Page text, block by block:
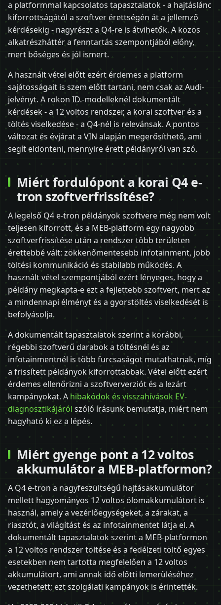
a platformmal kapcsolatos tapasztalatok - a hajtáslánc
kiforrottságától a szoftver érettségén át a jellemző
kérdésekig - nagyrészt a Q4-re is átvihetők. A közös
alkatrészháttér a fenntartás szempontjából előny,
mert bőséges és jól ismert.
A használt vétel előtt ezért érdemes a platform
sajátosságait is szem előtt tartani, nem csak az Audi-
jelvényt. A rokon ID.-modelleknél dokumentált
kérdések - a 12 voltos rendszer, a korai szoftver és a
töltés viselkedése - a Q4-nél is relevánsak. A pontos
változat és évjárat a VIN alapján megerősíthető, ami
segít eldönteni, mennyire érett példányról van szó.
Miért fordulópont a korai Q4 e-
tron szoftverfrissítése?
A legelső Q4 e-tron példányok szoftvere még nem volt
teljesen kiforrott, és a MEB-platform egy nagyobb
szoftverfrissítése után a rendszer több területen
érettebbé vált: zökkenőmentesebb infotainment, jobb
töltési kommunikáció és stabilabb működés. A
használt vétel szempontjából ezért lényeges, hogy a
példány megkapta-e ezt a fejlettebb szoftvert, mert az
a mindennapi élményt és a gyorstöltés viselkedését is
befolyásolja.
A dokumentált tapasztalatok szerint a korábbi,
régebbi szoftverű darabok a töltésnél és az
infotainmentnél is több furcsaságot mutathatnak, míg
a frissített példányok kiforrottabbak. Vétel előtt ezért
érdemes ellenőrizni a szoftververziót és a lezárt
kampányokat. A hibakódok és visszahívások EV-
diagnosztikájáról szóló írásunk bemutatja, miért nem
hagyható ki ez a lépés.
Miért gyenge pont a 12 voltos
akkumulátor a MEB-platformon?
A Q4 e-tron a nagyfeszültségű hajtásakkumulátor
mellett hagyományos 12 voltos ólomakkumulátort is
használ, amely a vezérlőegységeket, a zárakat, a
riasztót, a világítást és az infotainmentet látja el. A
dokumentált tapasztalatok szerint a MEB-platformon
a 12 voltos rendszer töltése és a fedélzeti töltő egyes
esetekben nem tartotta megfelelően a 12 voltos
akkumulátort, ami annak idő előtti lemerüléséhez
vezethetett; ezt szolgálati kampányok is érintették.